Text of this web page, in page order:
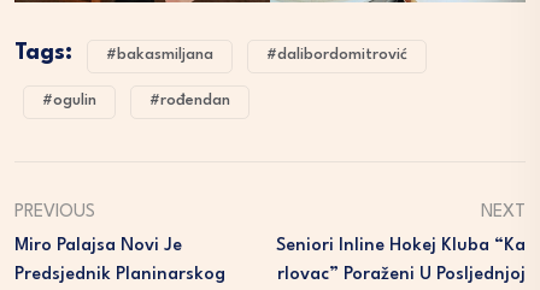
Tags: #bakasmiljana #dalibordomitrović
#ogulin #rođendan
PREVIOUS
Miro Palajsa Novi Je
Predsjednik Planinarskog
NEXT
Seniori Inline Hokej Kluba “Ka
Rlovac” Poraženi U Posljednjoj